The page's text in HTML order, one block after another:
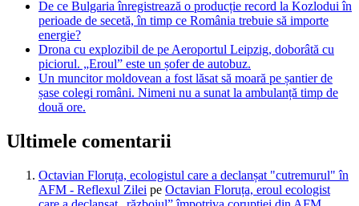
De ce Bulgaria înregistrează o producție record la Kozlodui în
perioade de secetă, în timp ce România trebuie să importe
energie?
Drona cu explozibil de pe Aeroportul Leipzig, doborâtă cu
piciorul. „Eroul” este un șofer de autobuz.
Un muncitor moldovean a fost lăsat să moară pe șantier de
șase colegi români. Nimeni nu a sunat la ambulanță timp de
două ore.
Ultimele comentarii
Octavian Floruța, ecologistul care a declanșat "cutremurul" în
AFM - Reflexul Zilei pe Octavian Floruța, eroul ecologist